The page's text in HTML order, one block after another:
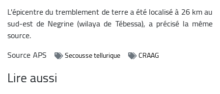
L'épicentre du tremblement de terre a été localisé à 26 km au
sud-est de Negrine (wilaya de Tébessa), a précisé la même
source.
SourceAPS Secousse tellurique CRAAG
Lire aussi